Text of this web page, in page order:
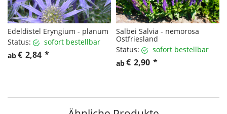
Edeldistel Eryngium - planum
Status:
sofort bestellbar
ab€ 2,84 *
Salbei Salvia - nemorosa
Ostfriesland
Status:
sofort bestellbar
ab€ 2,90 *